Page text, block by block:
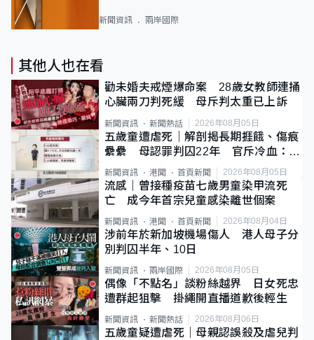
新聞資訊 兩岸國際
其他人也在看
勸未婚夫戒煙爆命案 28歲女教師連捅
心臟兩刀判死緩 母斥判太重已上訴
新聞資訊 新聞熱話 2026年08月05日
五歲童遭虐死｜解剖揭長期捱餓、傷痕
纍纍 母認罪判囚22年 官斥冷血：同
類案最惡劣
新聞資訊 港聞 首頁新聞 2026年08月05日
流感｜曾接種疫苗七歲男童染甲流死
亡 成今年首宗兒童感染離世個案
新聞資訊 港聞 首頁新聞 2026年08月04日
涉前年於新加坡機場傷人 港人母子分
別判囚半年、10日
新聞資訊 兩岸國際 2026年08月05日
偶像「不點名」談粉絲越界 日女死忠
遭群起狙擊 掛繩開直播道歉後輕生
新聞資訊 新聞熱話 2026年08月06日
五歲童疑遭虐死｜母親認誤殺及虐兒判